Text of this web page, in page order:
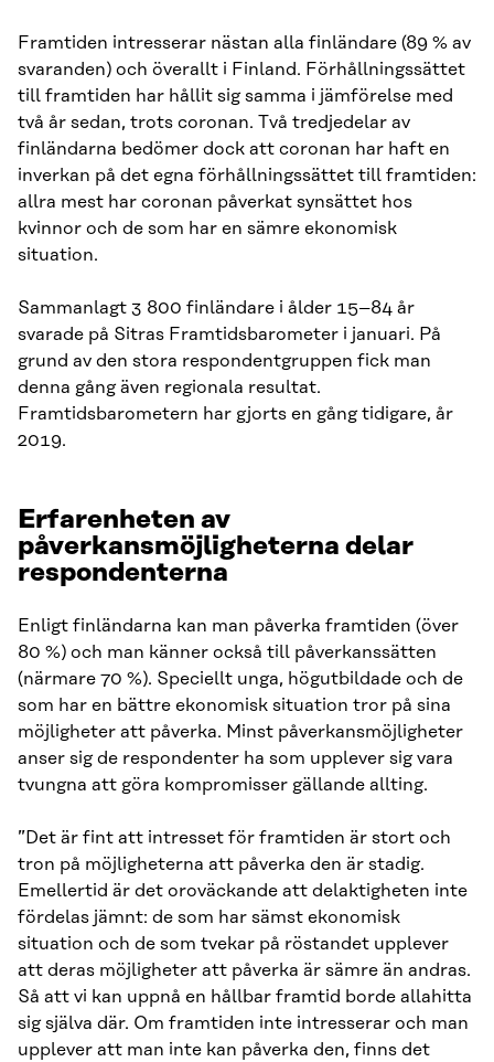
Framtiden intresserar nästan alla finländare (89 % av
svaranden) och överallt i Finland. Förhållningssättet
till framtiden har hållit sig samma i jämförelse med
två år sedan, trots coronan. Två tredjedelar av
finländarna bedömer dock att coronan har haft en
inverkan på det egna förhållningssättet till framtiden:
allra mest har coronan påverkat synsättet hos
kvinnor och de som har en sämre ekonomisk
situation.
Sammanlagt 3 800 finländare i ålder 15–84 år
svarade på Sitras Framtidsbarometer i januari. På
grund av den stora respondentgruppen fick man
denna gång även regionala resultat.
Framtidsbarometern har gjorts en gång tidigare, år
2019.
Erfarenheten av
påverkansmöjligheterna delar
respondenterna
Enligt finländarna kan man påverka framtiden (över
80 %) och man känner också till påverkanssätten
(närmare 70 %). Speciellt unga, högutbildade och de
som har en bättre ekonomisk situation tror på sina
möjligheter att påverka. Minst påverkansmöjligheter
anser sig de respondenter ha som upplever sig vara
tvungna att göra kompromisser gällande allting.
”Det är fint att intresset för framtiden är stort och
tron på möjligheterna att påverka den är stadig.
Emellertid är det oroväckande att delaktigheten inte
fördelas jämnt: de som har sämst ekonomisk
situation och de som tvekar på röstandet upplever
att deras möjligheter att påverka är sämre än andras.
Så att vi kan uppnå en hållbar framtid borde allahitta
sig själva där. Om framtiden inte intresserar och man
upplever att man inte kan påverka den, finns det